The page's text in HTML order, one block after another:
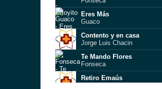
Eres Más
Guaco
Contento y en casa
Jorge Luis Chacin
Te Mando Flores
Fonseca
Retiro Emaús